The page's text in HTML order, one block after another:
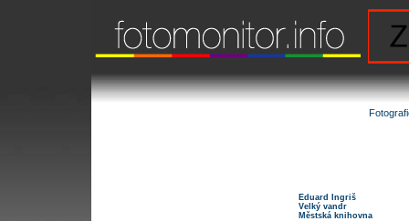
Eduard Ingriš
Velký vandr
Městská knihovna